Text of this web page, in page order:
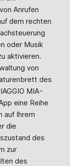
Anrufen
dem rechten
oder Musik
aktivieren.
von
des
MIA-
eine Reihe
auf Ihrem
die
des
zur
des